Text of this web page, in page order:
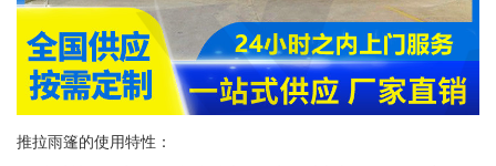
推拉雨篷的使用特性：